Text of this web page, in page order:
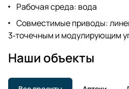
Рабочая среда: вода
Совместимые приводы:
3‑точечным и модулирующим
Наши объекты